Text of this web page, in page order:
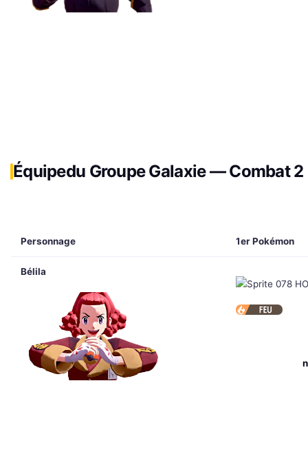
Équipedu Groupe Galaxie — Combat 2
Personnage 1er Pokémon
Bélila